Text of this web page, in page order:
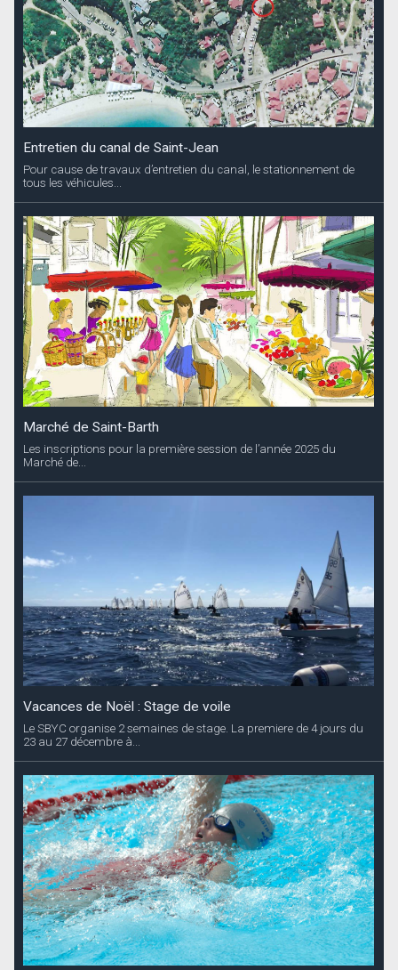
Entretien du canal de Saint-Jean
Pour cause de travaux d’entretien du canal, le stationnement de
tous les véhicules...
Marché de Saint-Barth
Les inscriptions pour la première session de l’année 2025 du
Marché de...
Vacances de Noël : Stage de voile
Le SBYC organise 2 semaines de stage. La premiere de 4 jours du
23 au 27 décembre à...